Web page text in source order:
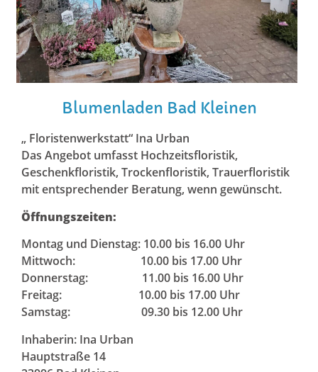
Blumenladen Bad Kleinen
„ Floristenwerkstatt“ Ina Urban
Das Angebot umfasst Hochzeitsfloristik,
Geschenkfloristik, Trockenfloristik, Trauerfloristik
mit entsprechender Beratung, wenn gewünscht.
Öffnungszeiten:
Montag und Dienstag: 10.00 bis 16.00 Uhr
Mittwoch: 10.00 bis 17.00 Uhr
Donnerstag: 11.00 bis 16.00 Uhr
Freitag: 10.00 bis 17.00 Uhr
Samstag: 09.30 bis 12.00 Uhr
Inhaberin: Ina Urban
Hauptstraße 14